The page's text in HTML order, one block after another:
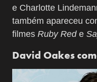
e Charlotte
também apareceu
filmes Ruby Rede
David Oakes